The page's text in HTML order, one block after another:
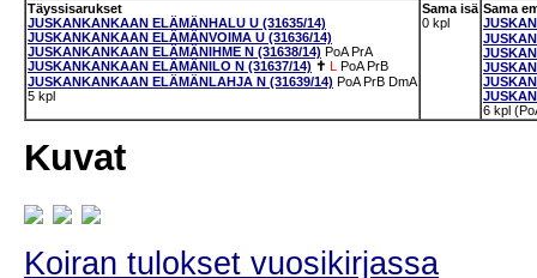
Täyssisarukset
JUSKANKANKAAN ELÄMÄNHALU U (31635/14)
JUSKANKANKAAN ELÄMÄNVOIMA U (31636/14)
JUSKANKANKAAN ELÄMÄNIHME N (31638/14) PoA PrA
JUSKANKANKAAN ELÄMÄNILO N (31637/14) ✝ L PoA PrB
JUSKANKANKAAN ELÄMÄNLAHJA N (31639/14) PoA PrB DmA
5 kpl
Sama isä
0 kpl
Sama
6 kpl
Kuvat
Koiran tulokset vuosikirjassa